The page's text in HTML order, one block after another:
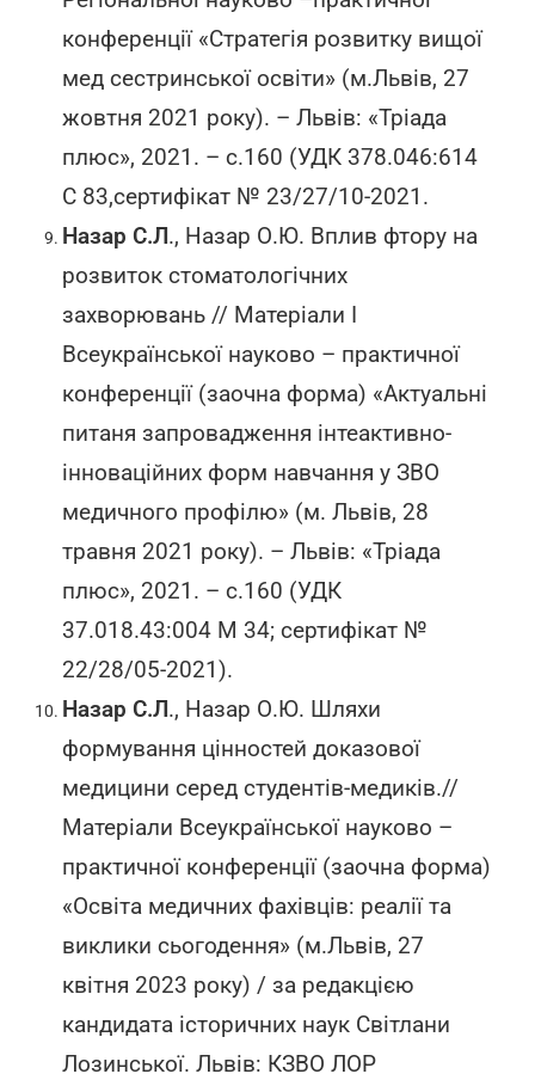
конференції «Стратегія розвитку вищої
мед сестринської освіти» (м.Львів, 27
жовтня 2021 року). – Львів: «Тріада
плюс», 2021. – с.160 (УДК 378.046:614
С 83,сертифікат № 23/27/10-2021.
Назар С.Л., Назар О.Ю. Вплив фтору на
розвиток стоматологічних
захворювань // Матеріали І
Всеукраїнської науково – практичної
конференції (заочна форма) «Актуальні
питаня запровадження інтеактивно-
інноваційних форм навчання у ЗВО
медичного профілю» (м. Львів, 28
травня 2021 року). – Львів: «Тріада
плюс», 2021. – с.160 (УДК
37.018.43:004 М 34; сертифікат №
22/28/05-2021).
Назар С.Л., Назар О.Ю. Шляхи
формування цінностей доказової
медицини серед студентів-медиків.//
Матеріали Всеукраїнської науково –
практичної конференції (заочна форма)
«Освіта медичних фахівців: реалії та
виклики сьогодення» (м.Львів, 27
квітня 2023 року) / за редакцією
кандидата історичних наук Світлани
Лозинської. Львів: КЗВО ЛОР